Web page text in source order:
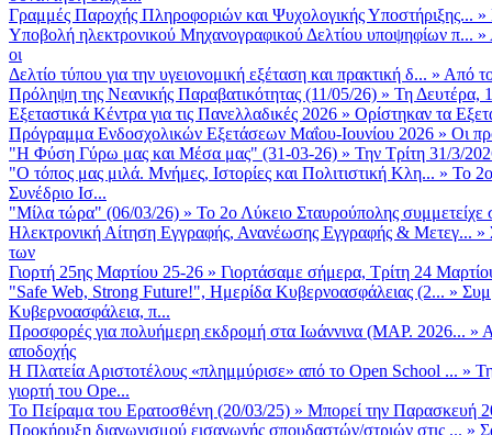
Γραμμές Παροχής Πληροφοριών και Ψυχολογικής Υποστήριξης... »
Υποβολή ηλεκτρονικού Μηχανογραφικού Δελτίου υποψηφίων π... »
οι
Δελτίο τύπου για την υγειονομική εξέταση και πρακτική δ... » Από
Πρόληψη της Νεανικής Παραβατικότητας (11/05/26) » Τη Δευτέρα,
Εξεταστικά Κέντρα για τις Πανελλαδικές 2026 » Ορίστηκαν τα
Πρόγραμμα Ενδοσχολικών Εξετάσεων Μαΐου-Ιουνίου 2026 » Οι
"Η Φύση Γύρω μας και Μέσα μας" (31-03-26) » Την Τρίτη 31/3/
"Ο τόπος μας μιλά. Μνήμες, Ιστορίες και Πολιτιστική Κλη... » Το
Συνέδριο Ισ...
"Μίλα τώρα" (06/03/26) » Το 2ο Λύκειο Σταυρούπολης
Ηλεκτρονική Αίτηση Εγγραφής, Ανανέωσης Εγγραφής & Μετεγ... »
των
Γιορτή 25ης Μαρτίου 25-26 » Γιορτάσαμε σήμερα, Τρίτη 24
"Safe Web, Strong Future!", Ημερίδα Κυβερνοασφάλειας (2... »
Κυβερνοασφάλεια, π...
Προσφορές για πολυήμερη εκδρομή στα Ιωάννινα (ΜΑΡ. 2026... »
αποδοχής
Η Πλατεία Αριστοτέλους «πλημμύρισε» από το Open School ... »
γιορτή του Ope...
Το Πείραμα του Ερατοσθένη (20/03/25) » Μπορεί την Παρασκευή
Προκήρυξη διαγωνισμού εισαγωγής σπουδαστών/στριών στις ... »